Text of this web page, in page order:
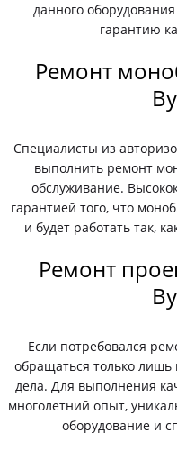
данного
гарантию
Ремонт
Специалисты из
выполнить ремонт
обслуживание.
гарантией того, что
и будет работать так,
Ремонт
Если потребовался
обращаться только
дела. Для выполнения
многолетний опыт,
оборудование и